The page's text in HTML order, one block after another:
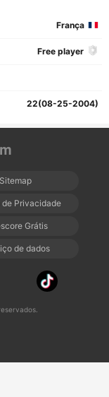
França
Free player
22(08-25-2004)
Sitemap
de Privacidade
Grátis
de dados